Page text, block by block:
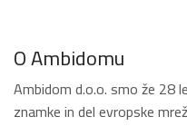
O Ambidomu
Ambidom d.o.o. smo že 28
znamke in del evropske